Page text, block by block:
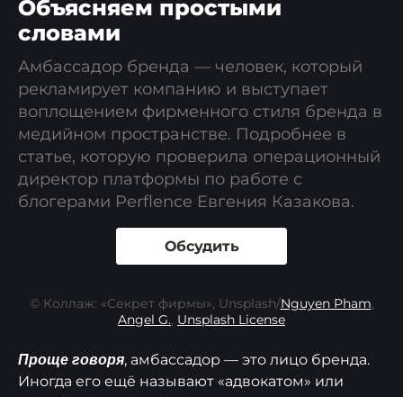
Объясняем простыми
словами
Амбассадор бренда — человек, который
рекламирует компанию и выступает
воплощением фирменного стиля бренда в
медийном пространстве. Подробнее в
статье, которую проверила операционный
директор платформы по работе с
блогерами Perflence Евгения Казакова.
Обсудить
© Коллаж: «Секрет фирмы», Unsplash/Nguyen Pham,
Angel G., Unsplash License
Проще говоря, амбассадор — это лицо бренда.
Иногда его ещё называют «адвокатом» или